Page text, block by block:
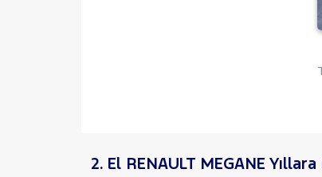
VOLVO
2. El RENAULT MEGANE